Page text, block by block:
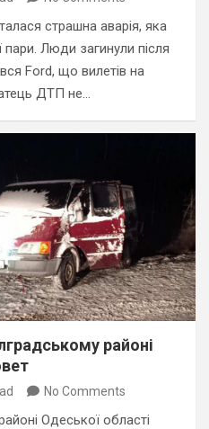
страшна аварія, яка
Люди загинули після
Ford, що вилетів на
ДТП не…
районі
No Comments
Одеської області